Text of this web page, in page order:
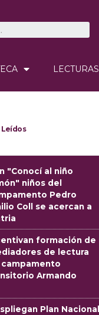
LECTURAS
Leídos
"Conocí al niño
niños del
Pedro
Coll se acercan a
formación de
de lectura
campamento
Armando
Plan Nacional